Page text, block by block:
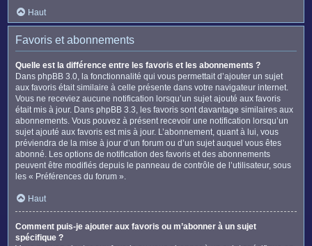
Haut
Favoris et abonnements
Quelle est la différence entre les favoris et les abonnements ?
Dans phpBB 3.0, la fonctionnalité qui vous permettait d’ajouter un sujet
aux favoris était similaire à celle présente dans votre navigateur internet.
Vous ne receviez aucune notification lorsqu’un sujet ajouté aux favoris
était mis à jour. Dans phpBB 3.3, les favoris sont davantage similaires aux
abonnements. Vous pouvez à présent recevoir une notification lorsqu’un
sujet ajouté aux favoris est mis à jour. L’abonnement, quant à lui, vous
préviendra de la mise à jour d’un forum ou d’un sujet auquel vous êtes
abonné. Les options de notification des favoris et des abonnements
peuvent être modifiés depuis le panneau de contrôle de l’utilisateur, sous
les « Préférences du forum ».
Haut
Comment puis-je ajouter aux favoris ou m’abonner à un sujet
spécifique ?